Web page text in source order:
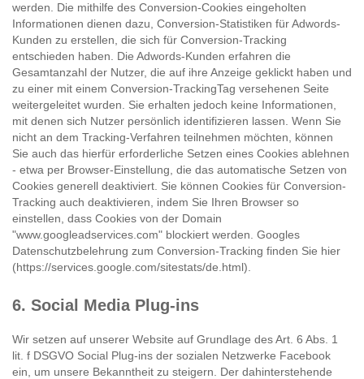
werden. Die mithilfe des Conversion-Cookies eingeholten
Informationen dienen dazu, Conversion-Statistiken für Adwords-
Kunden zu erstellen, die sich für Conversion-Tracking
entschieden haben. Die Adwords-Kunden erfahren die
Gesamtanzahl der Nutzer, die auf ihre Anzeige geklickt haben und
zu einer mit einem Conversion-TrackingTag versehenen Seite
weitergeleitet wurden. Sie erhalten jedoch keine Informationen,
mit denen sich Nutzer persönlich identifizieren lassen. Wenn Sie
nicht an dem Tracking-Verfahren teilnehmen möchten, können
Sie auch das hierfür erforderliche Setzen eines Cookies ablehnen
- etwa per Browser-Einstellung, die das automatische Setzen von
Cookies generell deaktiviert. Sie können Cookies für Conversion-
Tracking auch deaktivieren, indem Sie Ihren Browser so
einstellen, dass Cookies von der Domain
"www.googleadservices.com" blockiert werden. Googles
Datenschutzbelehrung zum Conversion-Tracking finden Sie hier
(https://services.google.com/sitestats/de.html).
6. Social Media Plug-ins
Wir setzen auf unserer Website auf Grundlage des Art. 6 Abs. 1
lit. f DSGVO Social Plug-ins der sozialen Netzwerke Facebook
ein, um unsere Bekanntheit zu steigern. Der dahinterstehende